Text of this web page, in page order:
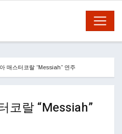
매스터코랄 “Messiah” 연주
코랄 “Messiah”